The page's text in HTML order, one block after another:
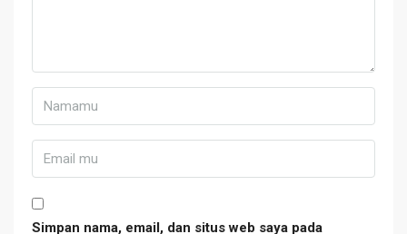
Simpan nama, email, dan situs web saya pada